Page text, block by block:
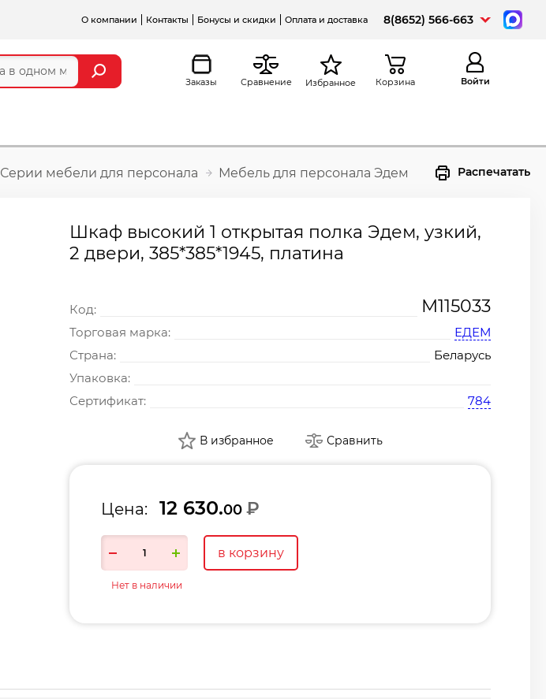
О компании Контакты Бонусы и скидки Оплата и доставка 8(8652) 566-663
Заказы Сравнение Избранное Корзина Войти
Серии мебели для персонала Мебель для персонала Эдем Распечатать
Шкаф высокий 1 открытая полка Эдем, узкий,
2 двери, 385*385*1945, платина
Код: М115033
Торговая марка:
ЕДЕМ
Страна:
Беларусь
Упаковка:
Сертификат:
784
В избранное Сравнить
Цена: 12 630.00 ₽
в корзину
Нет в наличии